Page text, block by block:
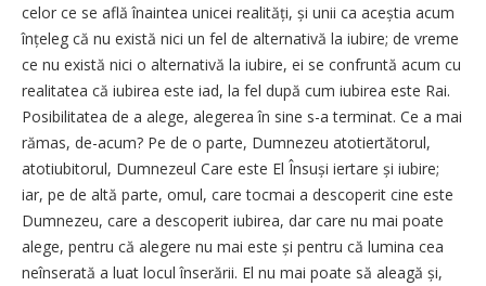
celor ce se află înaintea unicei realități, și unii ca aceștia acum
înțeleg că nu există nici un fel de alternativă la iubire; de vreme
ce nu există nici o alternativă la iubire, ei se confruntă acum cu
realitatea că iubirea este iad, la fel după cum iubirea este Rai.
Posibilitatea de a alege, alegerea în sine s-a terminat. Ce a mai
rămas, de-acum? Pe de o parte, Dumnezeu atotiertătorul,
atotiubitorul, Dumnezeul Care este El Însuși iertare și iubire;
iar, pe de altă parte, omul, care tocmai a descoperit cine este
Dumnezeu, care a descoperit iubirea, dar care nu mai poate
alege, pentru că alegere nu mai este și pentru că lumina cea
neînserată a luat locul înserării. El nu mai poate să aleagă și,